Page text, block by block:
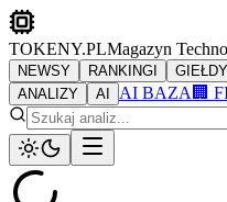
TOKENY.PLMagazyn
NEWSY RANKINGI GIEŁDY
ANALIZY
AI AI BAZA 🏢